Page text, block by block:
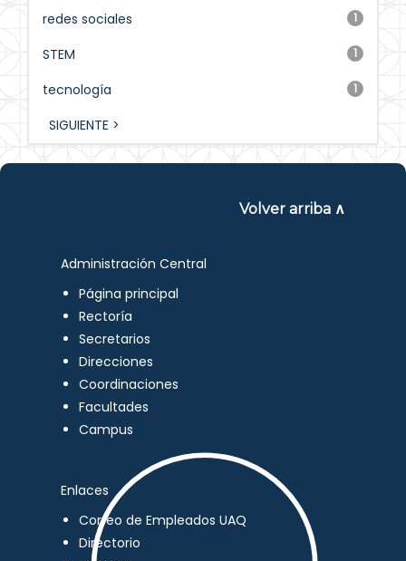
1
redes sociales
1
STEM
1
tecnología
SIGUIENTE >
Volver arriba ∧
Administración Central
Página principal
Rectoría
Secretarios
Direcciones
Coordinaciones
Facultades
Campus
Enlaces
Correo de Empleados UAQ
Directorio